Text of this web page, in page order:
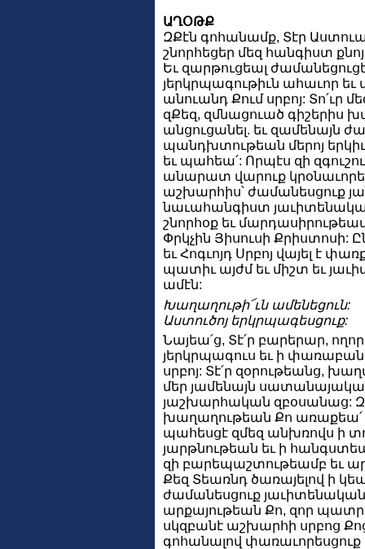
ԱՂՕԹՔ
ԶՔէն գոհանամք, Տէր
շնորհեցեր մեզ հանգիստ
Եւ զարթուցեալ
յերկրպագութիւն ահաւոր
անուանդ Քում սրբոյ: Տո՛ւր
զՔեզ, զմնացուած գիշերիս
անցուցանել. եւ զամենայն
պանդխտութեան մերոյ
եւ պահեա՛: Որպէս զի
անարատ վարուք
աշխարհիս՝ ժամանեսցուք
նաւահանգիստ
շնորհօք եւ
Փրկչին Յիսուսի Քրիստոսի:
եւ Հոգւոյդ Սրբոյ վայել է
պատիւ այժմ եւ միշտ եւ
ամէն:
Խաղաղութի՜ւն ամենեցուն:
Աստուծոյ երկրպագեսցուք:
Նայեա՛ց, Տէ՛ր բարերար,
յերկրպագուս եւ ի
սրբոյ: Տէ՛ր զօրութեանց,
մեր յամենայն
յաշխարհական զբօսանաց:
խաղաղութեան Քո առաքեա՛
պահեսցէ զմեզ անխռովս ի
յարթնութեան եւ ի
զի բարեպաշտութեամբ եւ
Քեզ Տեառնդ ծառայելով ի
ժամանեսցուք յաւիտենական
արքայութեան Քո, զոր
սկզբանէ աշխարհի սրբոց
գոհանալով փառաւորեսցուք